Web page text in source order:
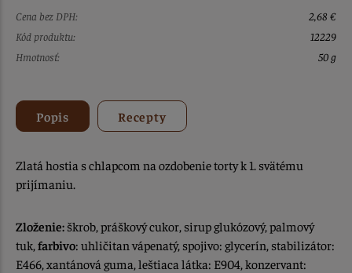
Cena bez DPH:
2,68 €
Kód produktu:
12229
Hmotnosť:
50 g
Popis Recepty
Zlatá hostia s chlapcom na ozdobenie torty k 1. svätému
prijímaniu.
Zloženie: škrob, práškový cukor, sirup glukózový, palmový
tuk, farbivo: uhličitan vápenatý, spojivo: glycerín, stabilizátor:
E466, xantánová guma, leštiaca látka: E904, konzervant: